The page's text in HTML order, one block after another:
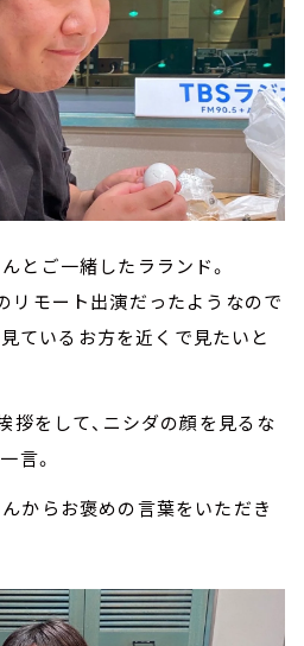
とご一緒したラランド。
リモート出演だったようなので
ているお方を近くで見たいと
拶をして、ニシダの顔を見るな
言。
からお褒めの言葉をいただき